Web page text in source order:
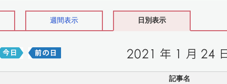
週間表示 日別表示
記事名